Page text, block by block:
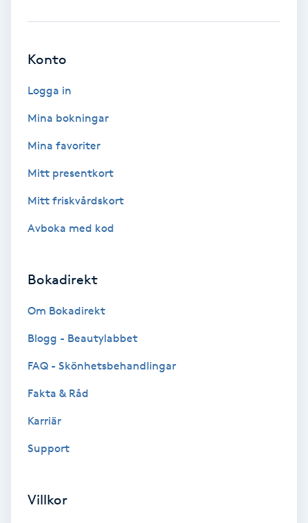
Tandblekning
Tandläkare
Tatuering
Tatueringsborttagning
Terapi
Torrborstning
Triggerpunktsmassage
Träning
Konto
Logga in
Mina bokningar
Mina favoriter
Mitt presentkort
Mitt friskvårdskort
Avboka med kod
Bokadirekt
Om Bokadirekt
Blogg - Beautylabbet
FAQ - Skönhetsbehandlingar
Fakta & Råd
Karriär
Support
Villkor